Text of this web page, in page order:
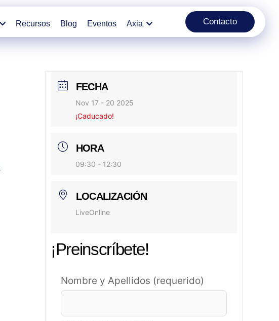
Recursos Blog Eventos Axia Contacto
FECHA
Nov 17 - 20 2025
¡Caducado!
HORA
09:30 - 12:30
LOCALIZACIÓN
LiveOnline
¡Preinscríbete!
Nombre y Apellidos (requerido)